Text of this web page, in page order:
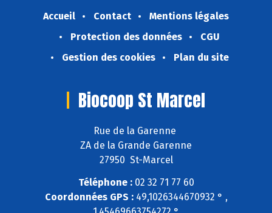
Accueil Contact
Mentions légales
Protection des données
CGU
Gestion des cookies
Plan du site
Biocoop St Marcel
Rue de la Garenne
ZA de la Grande Garenne
27950 St-Marcel
Téléphone :02 32 71 77 60
Coordonnées GPS :49,1026344670932 ° ,